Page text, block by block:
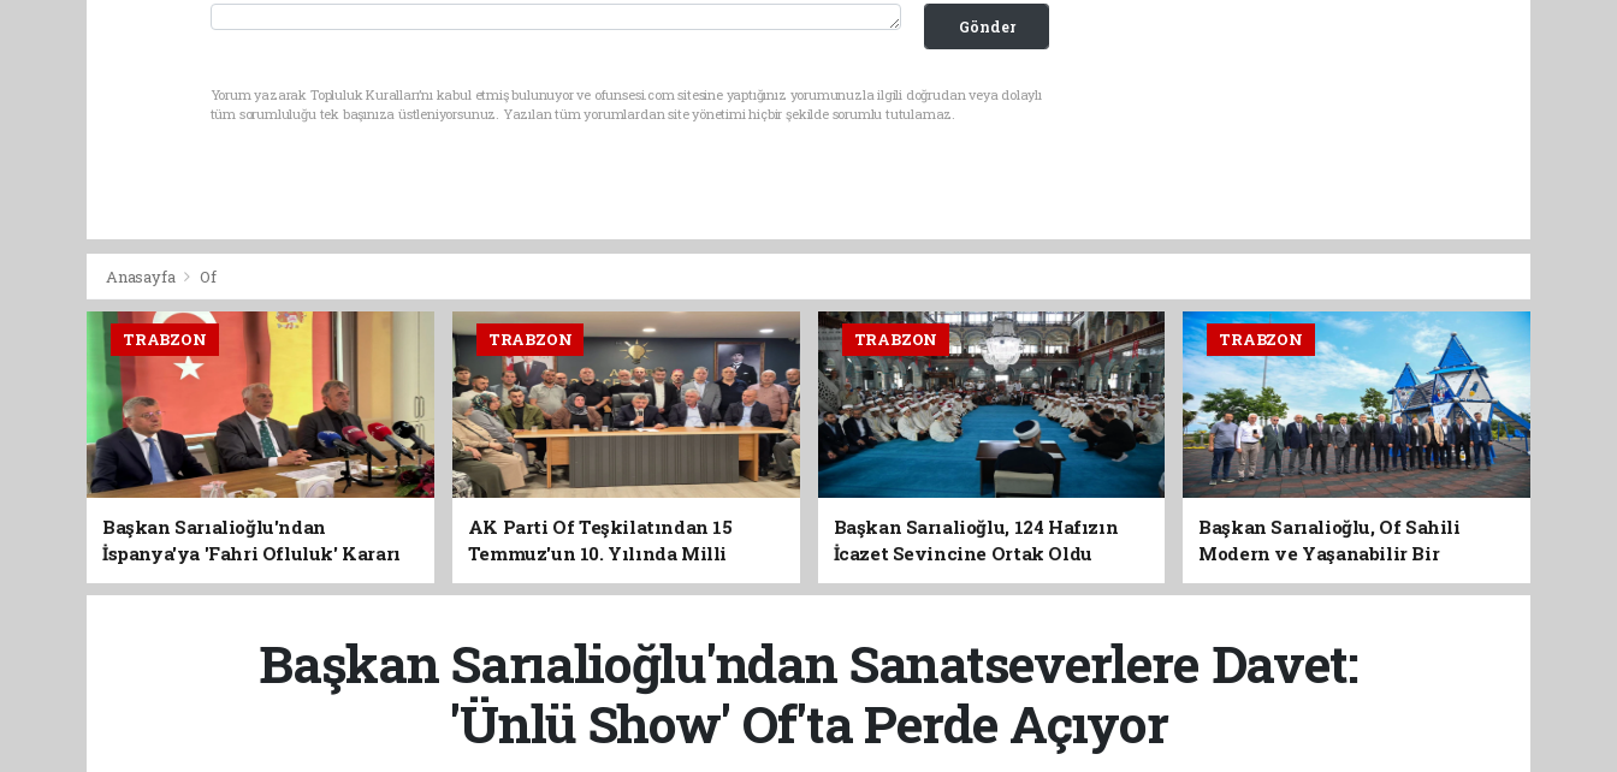
Gönder
Yorum yazarak Topluluk Kuralları’nı kabul etmiş bulunuyor ve ofunsesi.com sitesine yaptığınız yorumunuzla ilgili doğrudan veya dolaylı
tüm sorumluluğu tek başınıza üstleniyorsunuz. Yazılan tüm yorumlardan site yönetimi hiçbir şekilde sorumlu tutulamaz.
Anasayfa Of
TRABZON
Başkan Sarıalioğlu'ndan
İspanya'ya 'Fahri Ofluluk' Kararı
TRABZON
AK Parti Of Teşkilatından 15
Temmuz'un 10. Yılında Milli
Birlik Vurgusu
TRABZON
Başkan Sarıalioğlu, 124 Hafızın
İcazet Sevincine Ortak Oldu
TRABZON
Başkan Sarıalioğlu, Of Sahili
Modern ve Yaşanabilir Bir
Kimliğe Kavuşuyor
Başkan Sarıalioğlu'ndan Sanatseverlere Davet:
'Ünlü Show' Of'ta Perde Açıyor